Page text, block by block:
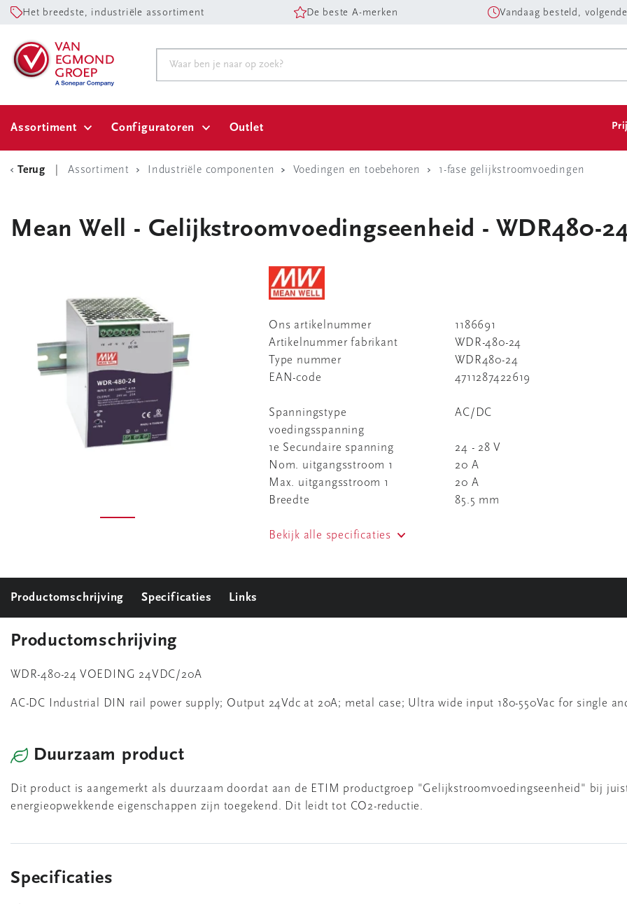
Het breedste, industriële assortiment De beste A-merken Vandaag besteld,
Assortiment Configuratoren Outlet
Terug Assortiment Industriële componenten Voedingen en toebehoren 1-fase gelijkstroomvoedingen
Mean Well - Gelijkstroomvoedingseenheid - WDR480-
Ons artikelnummer
1186691
Artikelnummer fabrikant
WDR-480-24
Type nummer
WDR480-24
EAN-code
4711287422619
Spanningstype
voedingsspanning
AC/DC
1e Secundaire spanning
24 - 28 V
Nom. uitgangsstroom 1
20 A
Max. uitgangsstroom 1
20 A
Breedte
85.5 mm
Bekijk alle specificaties
Productomschrijving Specificaties Links
Productomschrijving
WDR-480-24 VOEDING 24VDC/20A
AC-DC Industrial DIN rail power supply; Output 24Vdc at 20A; metal case; Ultra wide input 180-550Vac for single
Duurzaam product
Dit product is aangemerkt als duurzaam doordat aan de ETIM productgroep "Gelijkstroomvoedingseenheid" bij
energieopwekkende eigenschappen zijn toegekend. Dit leidt tot CO2-reductie.
Specificaties